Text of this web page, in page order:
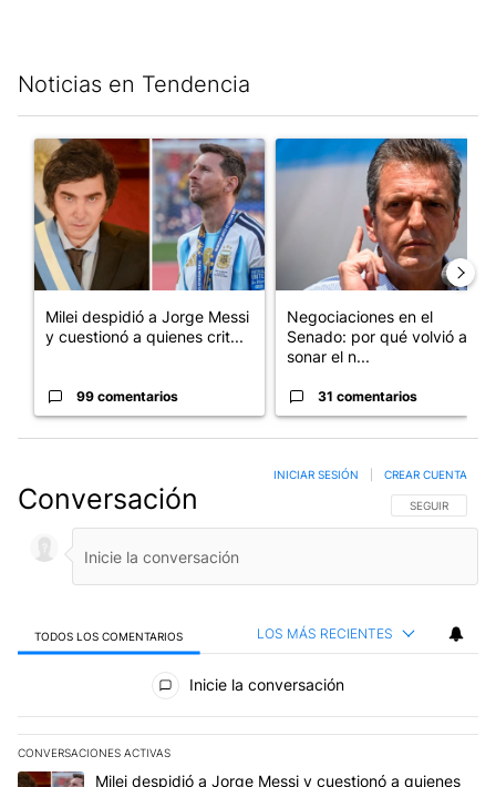
Noticias en Tendencia
Un artículo de tendencia con el título "Milei despidió a Jorge
Milei despidió a Jorge Messi
y cuestionó a quienes crit...
99 comentarios
Un artículo de tendencia
Negociaciones en el
Senado: por qué volvió a
sonar el n...
31 comentarios
Conversación SIGA ESTA
SEGUIR
INICIAR SESIÓN CREAR CUENTA
TODOS LOS COMENTARIOS LOS MÁS RECIENTES
Todos los comentarios
Inicie la conversación
CONVERSACIONES ACTIVAS
Este listado muestra los artículos con más comentarios en los
Un artículo de tendencia con el título "Milei despidió a Jorge
Milei despidió a Jorge Messi y cuestionó a quienes